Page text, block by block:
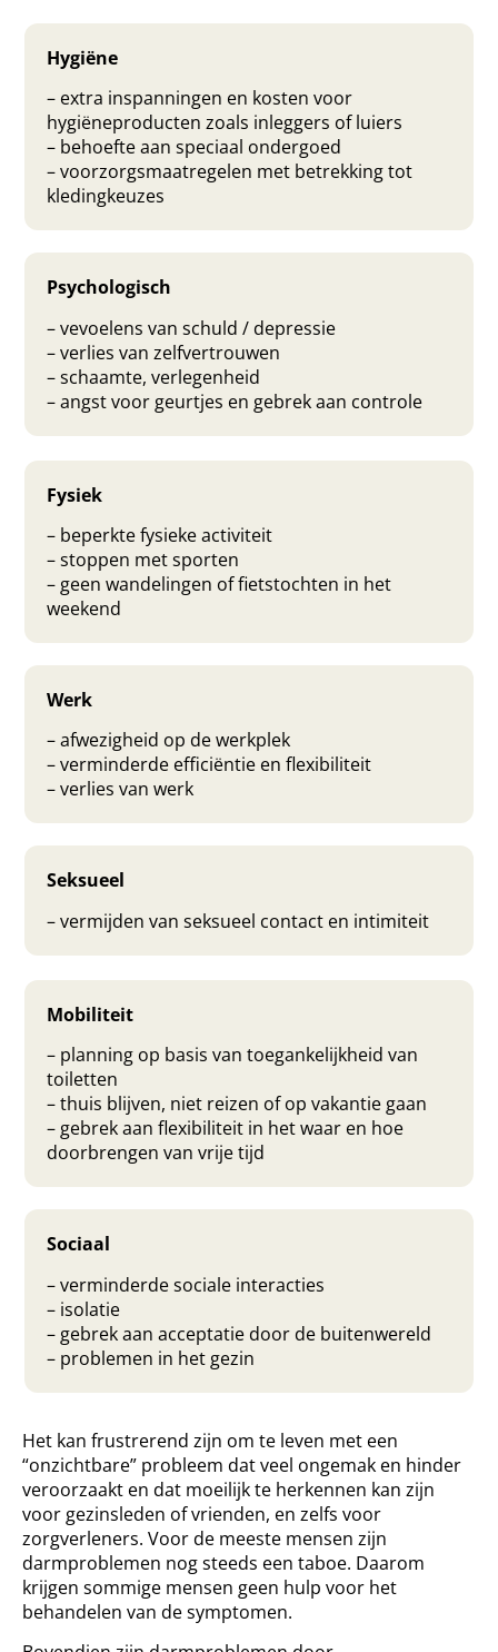
Hygiëne
– extra inspanningen en kosten voor
hygiëneproducten zoals inleggers of luiers
– behoefte aan speciaal ondergoed
– voorzorgsmaatregelen met betrekking tot
kledingkeuzes
Psychologisch
– vevoelens van schuld / depressie
– verlies van zelfvertrouwen
– schaamte, verlegenheid
– angst voor geurtjes en gebrek aan controle
Fysiek
– beperkte fysieke activiteit
– stoppen met sporten
– geen wandelingen of fietstochten in het
weekend
Werk
– afwezigheid op de werkplek
– verminderde efficiëntie en flexibiliteit
– verlies van werk
Seksueel
– vermijden van seksueel contact en intimiteit
Mobiliteit
– planning op basis van toegankelijkheid van
toiletten
– thuis blijven, niet reizen of op vakantie gaan
– gebrek aan flexibiliteit in het waar en hoe
doorbrengen van vrije tijd
Sociaal
– verminderde sociale interacties
– isolatie
– gebrek aan acceptatie door de buitenwereld
– problemen in het gezin
Het kan frustrerend zijn om te leven met een
“onzichtbare” probleem dat veel ongemak en hinder
veroorzaakt en dat moeilijk te herkennen kan zijn
voor gezinsleden of vrienden, en zelfs voor
zorgverleners. Voor de meeste mensen zijn
darmproblemen nog steeds een taboe. Daarom
krijgen sommige mensen geen hulp voor het
behandelen van de symptomen.